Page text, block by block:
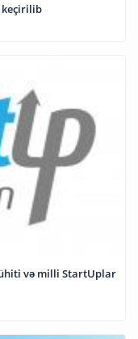
keçirilib
və milli StartUplar